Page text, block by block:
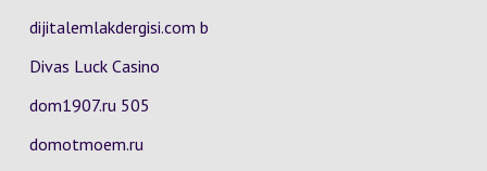
dijitalemlakdergisi.com b
Divas Luck Casino
dom1907.ru 505
domotmoem.ru